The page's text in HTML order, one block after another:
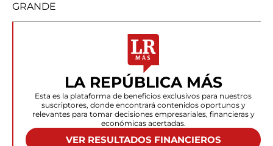
GRANDE
LA REPÚBLICA MÁS
Esta es la plataforma de beneficios exclusivos para nuestros
suscriptores, donde encontrará contenidos oportunos y
relevantes para tomar decisiones empresariales, financieras y
económicas acertadas.
VER RESULTADOS FINANCIEROS